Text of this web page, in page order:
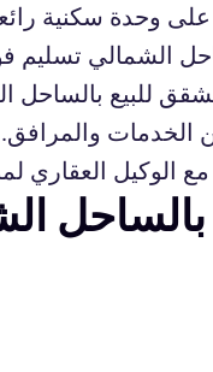
وحدة سكنية
الشمالي تسليم
للبيع بالساحل
الخدمات
مع الوكيل
بالساحل